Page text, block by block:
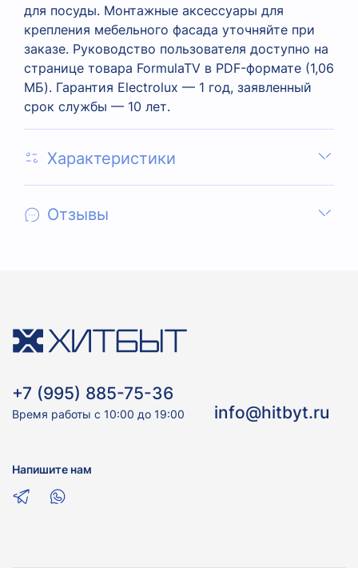
для посуды. Монтажные аксессуары для
крепления мебельного фасада уточняйте при
заказе. Руководство пользователя доступно на
странице товара FormulaTV в PDF-формате (1,06
МБ). Гарантия Electrolux — 1 год, заявленный
срок службы — 10 лет.
Характеристики
Отзывы
+7 (995) 885-75-36
Время работы с 10:00 до 19:00 info@hitbyt.ru
Напишите нам